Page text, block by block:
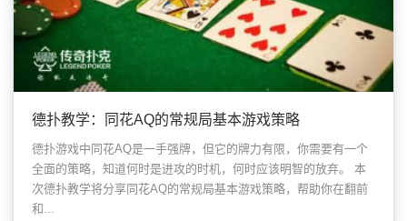
德扑教学：同花AQ的常规局基本游戏策略
德扑游戏中同花AQ是一手强牌，但它的牌力有限，你需要有一个
全面的策略，知道何时是进攻的时机，何时应该明智的放弃。 本
次德扑教学将分享同花AQ的常规局基本游戏策略，帮助你在翻前
和...